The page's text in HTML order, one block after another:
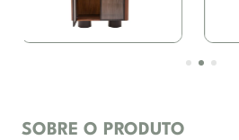
SOBRE O PRODUTO